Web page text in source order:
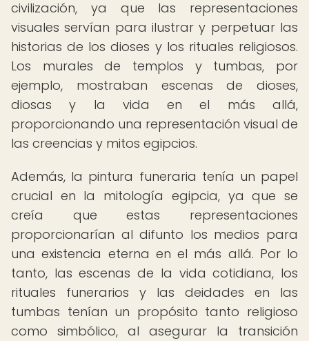
civilización, ya que las representaciones
visuales servían para ilustrar y perpetuar las
historias de los dioses y los rituales religiosos.
Los murales de templos y tumbas, por
ejemplo, mostraban escenas de dioses,
diosas y la vida en el más allá,
proporcionando una representación visual de
las creencias y mitos egipcios.
Además, la pintura funeraria tenía un papel
crucial en la mitología egipcia, ya que se
creía que estas representaciones
proporcionarían al difunto los medios para
una existencia eterna en el más allá. Por lo
tanto, las escenas de la vida cotidiana, los
rituales funerarios y las deidades en las
tumbas tenían un propósito tanto religioso
como simbólico, al asegurar la transición